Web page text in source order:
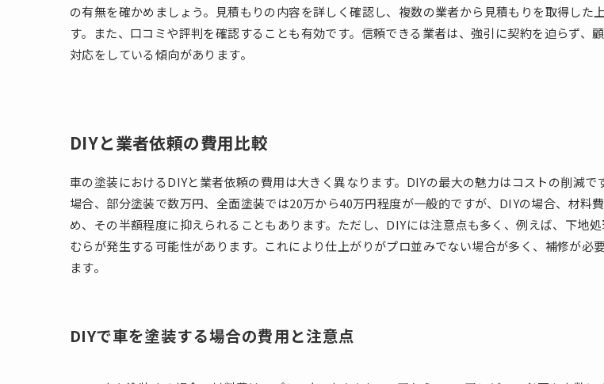
の有無を確かめましょう。見積もりの内容を詳しく確認し、複数の業者から見積もりを取得した
す。また、口コミや評判を確認することも有効です。信頼できる業者は、強引に契約を迫らず、
対応をしている傾向があります。
DIYと業者依頼の費用比較
車の塗装におけるDIYと業者依頼の費用は大きく異なります。DIYの最大の魅力はコストの削減で
場合、部分塗装で数万円、全面塗装では20万から40万円程度が一般的ですが、DIYの場合、材料
め、その半額程度に抑えられることもあります。ただし、DIYには注意点も多く、例えば、下地
むらが発生する可能性があります。これにより仕上がりがプロ並みでない場合が多く、補修が必
ます。
DIYで車を塗装する場合の費用と注意点